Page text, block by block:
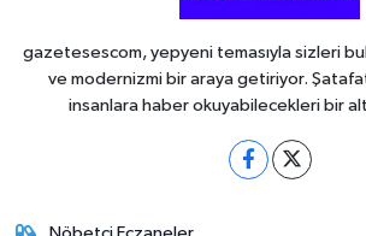
gazetesescom, yepyeni temasıyla sizleri
ve modernizmi bir araya getiriyor.
insanlara haber okuyabilecekleri bir
Nöbetçi Eczaneler